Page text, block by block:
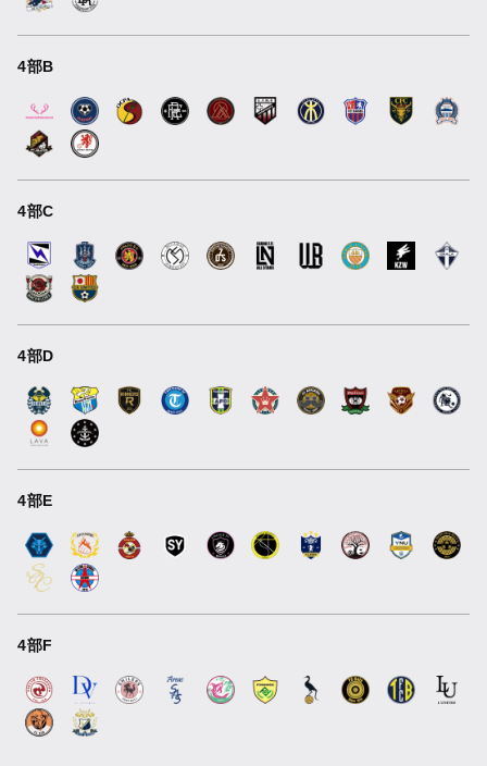
4部B
4部C
4部D
4部E
4部F